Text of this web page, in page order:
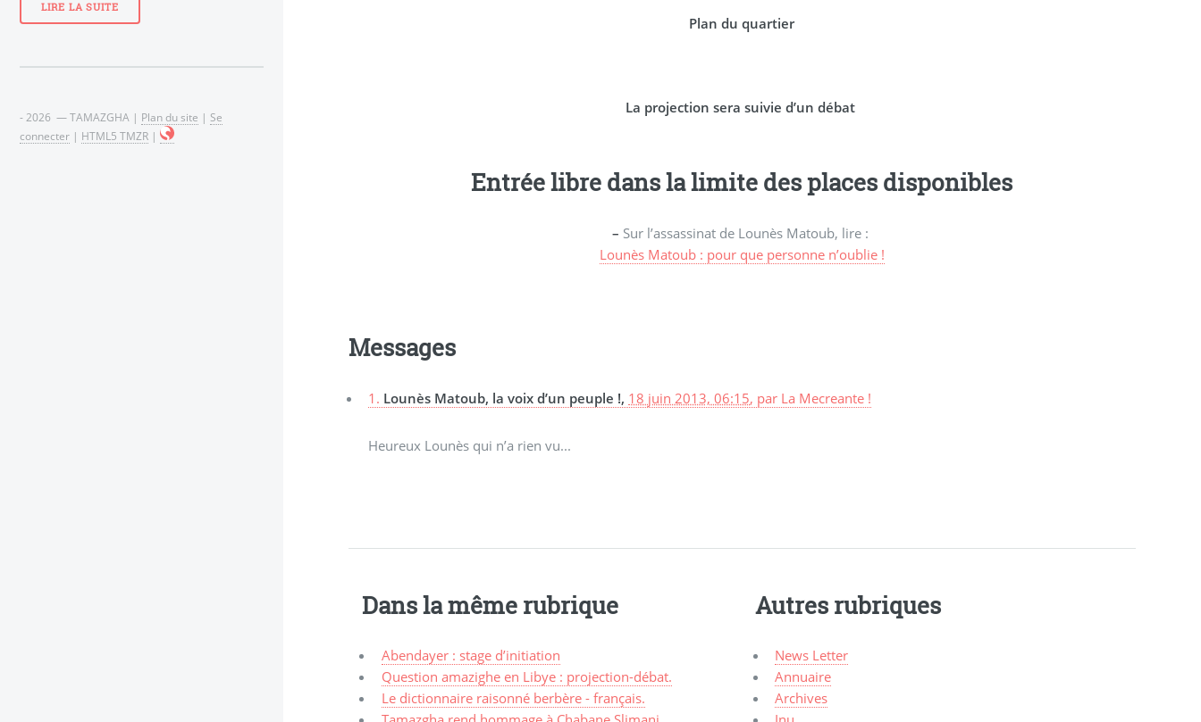
Plan du quartier
La projection sera suivie d’un débat
Entrée libre dans la limite des places disponibles
– Sur l’assassinat de Lounès Matoub, lire :
Lounès Matoub : pour que personne n’oublie !
Messages
1. Lounès Matoub, la voix d’un peuple !, 18 juin 2013, 06:15, par La Mecreante !
Heureux Lounès qui n’a rien vu...
Dans la même rubrique
Abendayer : stage d’initiation
Question amazighe en Libye : projection-débat.
Le dictionnaire raisonné berbère - français.
Autres rubriques
News Letter
Annuaire
Archives
LIRE LA SUITE
- 2026 — TAMAZGHA | Plan du site | Se
connecter | HTML5 TMZR |